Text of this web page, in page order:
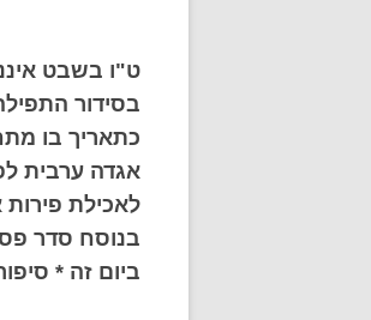
– מאת
ט"ו בשבט
בסידור
כתאריך בו
אגדה ערבית
לאכילת
בנוסח סדר
ביום זה *